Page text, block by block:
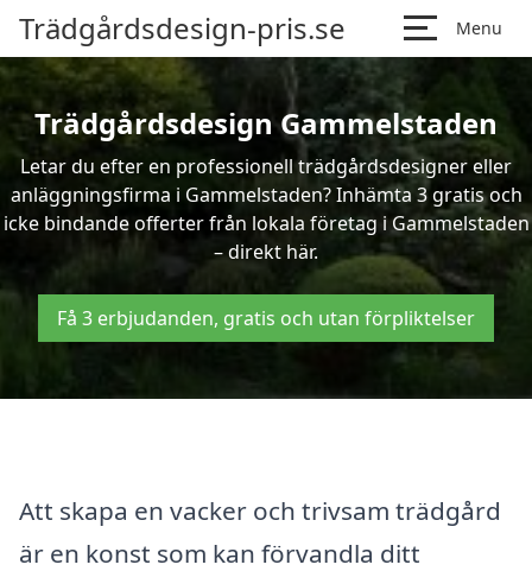
Trädgårdsdesign-pris.se Menu
Trädgårdsdesign Gammelstaden
Letar du efter en professionell trädgårdsdesigner eller
anläggningsfirma i Gammelstaden? Inhämta 3 gratis och
icke bindande offerter från lokala företag i Gammelstaden
– direkt här.
Få 3 erbjudanden, gratis och utan förpliktelser
Att skapa en vacker och trivsam trädgård
är en konst som kan förvandla ditt